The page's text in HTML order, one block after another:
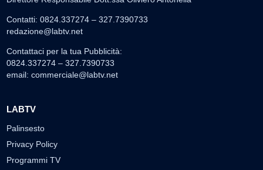
Contatti: 0824.337274 – 327.7390733
redazione@labtv.net
Contattaci per la tua Pubblicità:
0824.337274 – 327.7390733
email: commerciale@labtv.net
LABTV
Palinsesto
Privacy Policy
Programmi TV